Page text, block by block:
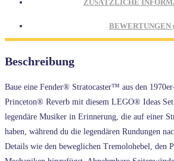
ZUSÄTZLICHE
BEWERTUNGEN
Beschreibung
Baue eine Fender® Stratocaster™ aus den
Princeton® Reverb mit diesem LEGO® Ideas
legendäre Musiker in Erinnerung, die auf einer
haben, während du die legendären Rundungen
Details wie den beweglichen Tremolohebel, den